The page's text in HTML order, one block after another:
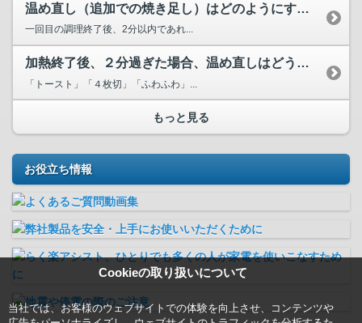
Cookieの取り扱いについて
当社では、お客様のウェブサイトでの体験を向上させ、コンテンツや
温め直し（追加での焼き足し）はどのようにすればよいですか？
一回目の調理終了後、2分以内であれ...
加熱終了後、２分過ぎた場合、温め直しはどうしたらいいでしょうか？
「トースト」「４枚切」「ふわふわ」...
もっと見る
お役立ち情報